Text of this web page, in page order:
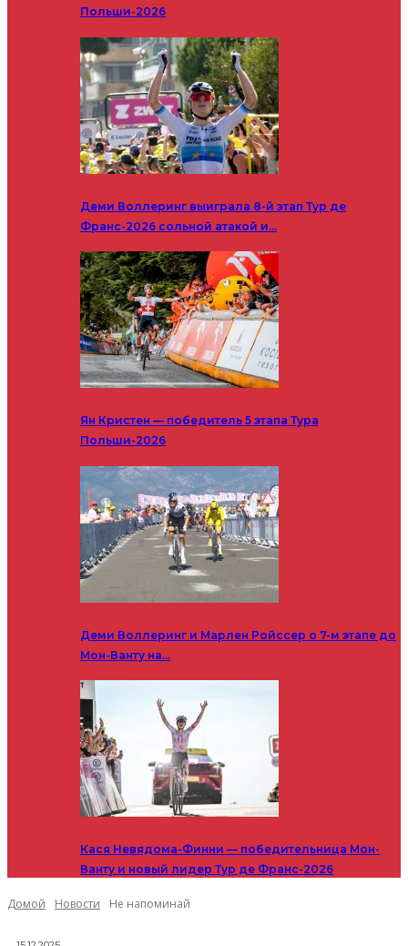
Польши-2026
Деми Воллеринг выиграла 8-й этап Тур де
Франс-2026 сольной атакой и…
Ян Кристен — победитель 5 этапа Тура
Польши-2026
Деми Воллеринг и Марлен Ройссер о 7-м этапе до
Мон-Ванту на…
Кася Невядома-Финни — победительница Мон-
Ванту и новый лидер Тур де Франс-2026
Домой Новости Не напоминай